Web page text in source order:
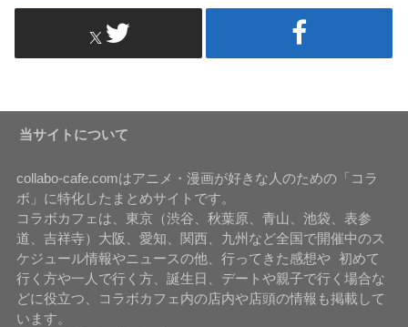
当サイトについて
collabo-cafe.comはアニメ・漫画が好きな人のための「コラ
ボ」に特化したまとめサイトです。
コラボカフェは、東京（渋谷、秋葉原、青山、池袋、表参
道、吉祥寺）大阪、愛知、関西、九州など全国で開催中のス
ケジュール情報やニュースの他、行ってきた感想や 初めて
行く方や一人で行く方、誕生日、デートや親子で行く場合な
どに役立つ、コラボカフェ内の店内や店頭の情報も掲載して
います。